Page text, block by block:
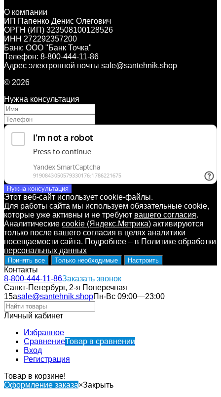
О компании
ИП Папенко Денис Олегович
ОРГН (ИП) 323508100128526
ИНН 272292357200
Банк: ООО "Банк Точка"
Телефон: 8-800-444-11-86
Адрес электронной почты sale@santehnik.shop
© 2026
Нужна консультация
Нужна консультация
Этот веб-сайт использует cookie-файлы.
Для работы сайта мы используем обязательные cookie,
которые уже активны и не требуют вашего согласия.
Аналитические cookie (Яндекс.Метрика) активируются
только после вашего согласия в целях аналитики
посещаемости сайта. Подробнее – в Политике обработки
персональных данных
Принять все Только необходимые Настроить
Контакты
8-800-444-11-86Заказать звонок
Санкт-Петербург, 2-я Поперечная
15аsale@santehnik.shopПн-Вс 09:00—23:00
Личный кабинет
Избранное
СравнениеТовар в сравнении
Вход
Регистрация
Товар в корзине!
Оформление заказа×Закрыть